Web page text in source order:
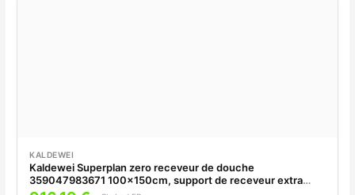
KALDEWEI
Kaldewei Superplan zero receveur de douche
359047983671 100x150cm, support de receveur extra
plat, effet perlant , warm grey60